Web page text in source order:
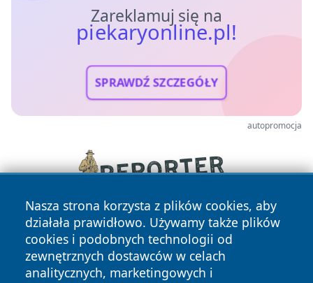
Zareklamuj się na
piekaryonline.pl!
SPRAWDŹ SZCZEGÓŁY
autopromocja
Nasza strona korzysta z plików cookies, aby
działała prawidłowo. Używamy także plików
cookies i podobnych technologii od
zewnętrznych dostawców w celach
analitycznych, marketingowych i